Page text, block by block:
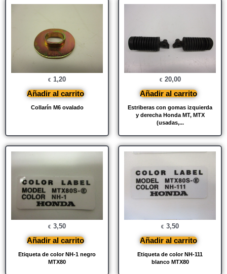
Collarín M6 ovalado
€ 1,20
Añadir al carrito
Estriberas con gomas izquierda
y derecha Honda MT, MTX
(usadas,...
€ 20,00
Añadir al carrito
Etiqueta de color NH-1 negro
MTX80
€ 3,50
Añadir al carrito
Etiqueta de color NH-111
blanco MTX80
€ 3,50
Añadir al carrito